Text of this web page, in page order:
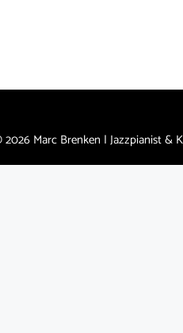
Marc Brenken | Jazzpianist &